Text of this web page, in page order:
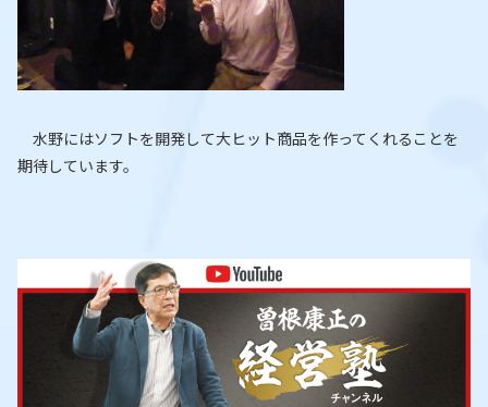
水野にはソフトを開発して大ヒット商品を作ってくれることを
期待しています。